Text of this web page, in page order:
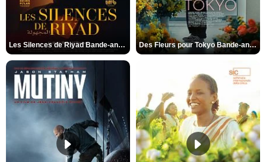
Les Silences de Riyad Bande-annonce VO STFR Des Fleurs pour Tokyo Bande-annonce VO STFR